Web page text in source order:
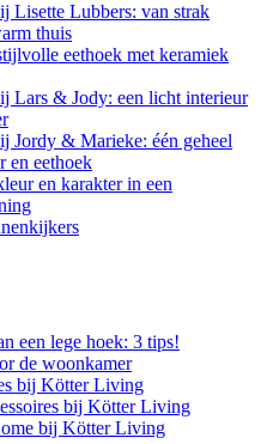
Lisette Lubbers: van strak
thuis
eethoek met keramiek
Lars & Jody: een licht interieur
Jordy & Marieke: één geheel
en eethoek
en karakter in een
een lege hoek: 3 tips!
de woonkamer
bij Kötter Living
bij Kötter Living
bij Kötter Living